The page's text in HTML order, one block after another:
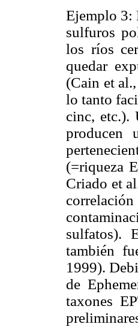
Ejemplo 3:
sulfuros
los ríos
quedar
(Cain et
lo tanto
cinc, etc.).
producen
(=riqueza
Criado et
sulfatos).
también
1999).
de
taxones